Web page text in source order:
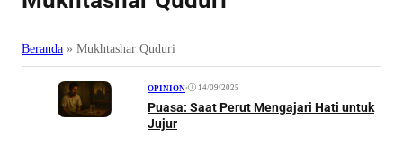
Beranda » Mukhtashar Quduri
OPINION• 14/09/2025
Puasa: Saat Perut Mengajari Hati untuk
Jujur